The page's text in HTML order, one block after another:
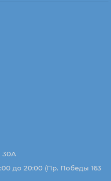
30А
до 20:00 (Пр. Победы 163